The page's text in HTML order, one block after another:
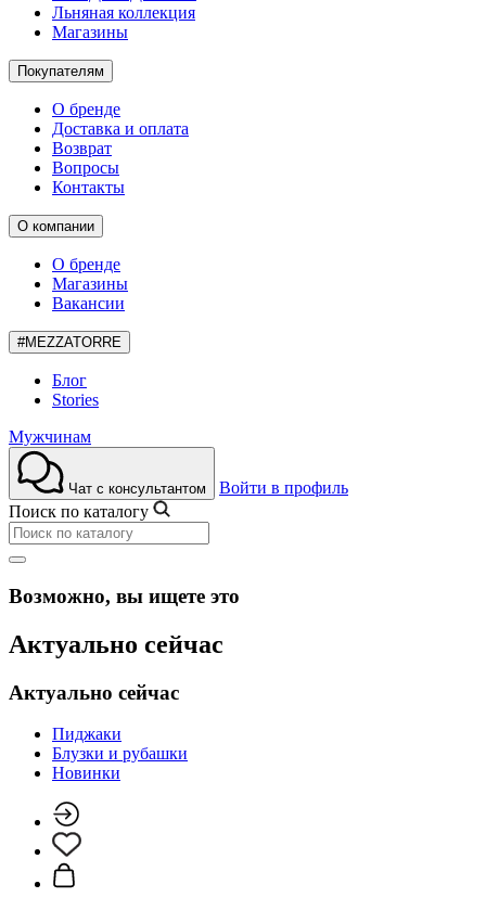
Льняная коллекция
Магазины
Покупателям
О бренде
Доставка и оплата
Возврат
Вопросы
Контакты
О компании
О бренде
Магазины
Вакансии
#MEZZATORRE
Блог
Stories
Мужчинам
Чат с консультантом
Войти в профиль
Поиск по каталогу
Возможно, вы ищете это
Актуально сейчас
Актуально сейчас
Пиджаки
Блузки и рубашки
Новинки